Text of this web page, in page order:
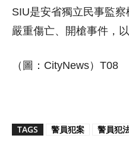
SIU是安省獨立民事監
嚴重傷亡、開槍事件，
（圖：CityNews）T08
TAGS 警員犯案 警員犯